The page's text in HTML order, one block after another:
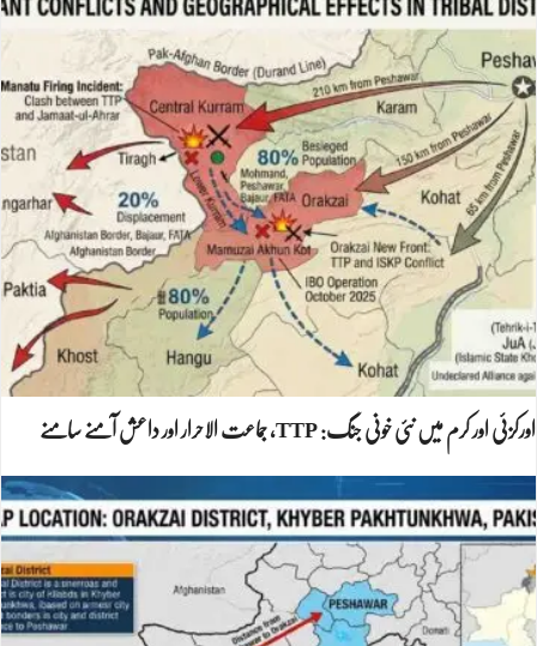
اورکزئی اور کرم میں نئی خونی جنگ: TTP، جماعت الاحرار اور داعش آمنے سامنے